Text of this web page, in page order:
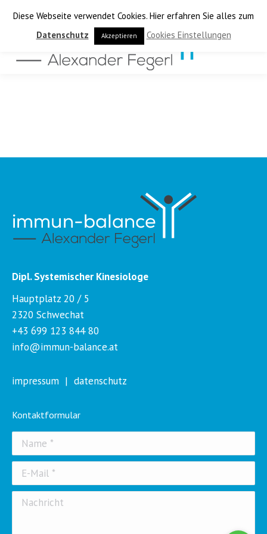
Dipl. Systemischer Kinesiologe
Hauptplatz 20 / 5
2320 Schwechat
+43 699 123 844 80
info@immun-balance.at
impressum | datenschutz
Kontaktformular
Name *
E-Mail *
Nachricht
Diese Webseite verwendet Cookies. Hier erfahren Sie alles zum
Datenschutz
Akzeptieren Cookies Einstellungen